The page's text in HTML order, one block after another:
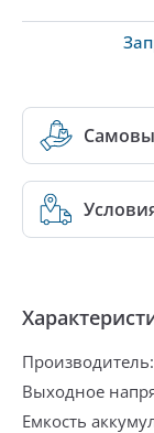
Производитель:
Выходное
Емкость